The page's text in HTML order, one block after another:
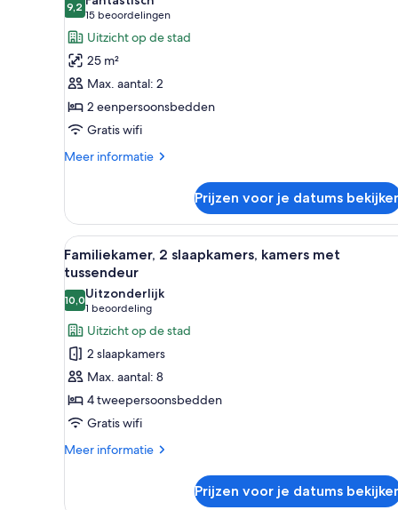
voor
Deluxe
kamer,
2
eenpersoonsbedden
laden
9,29,2 van 10
15 beoordelingen
(15
beoordelingen)
Uitzicht op de stad
25 m²
Max. aantal: 2
2 eenpersoonsbedden
Gratis wifi
Meer informatie
Meer
kamer,
eenpersoonsbedden
Prijzen voor je datums
Alle
foto's
voor
Familiekamer,
2
slaapkamers,
kamers
met
tussendeur
laden
Een hotelkamer met een
6
Familiekamer, 2 slaapkamers, kamers met
tussendeur
10,010,0 van 10
Uitzonderlijk
1 beoordeling
(1
beoordeling)
Uitzicht op de stad
2 slaapkamers
Max. aantal: 8
4 tweepersoonsbedden
Gratis wifi
Meer informatie
Meer
Prijzen voor je datums